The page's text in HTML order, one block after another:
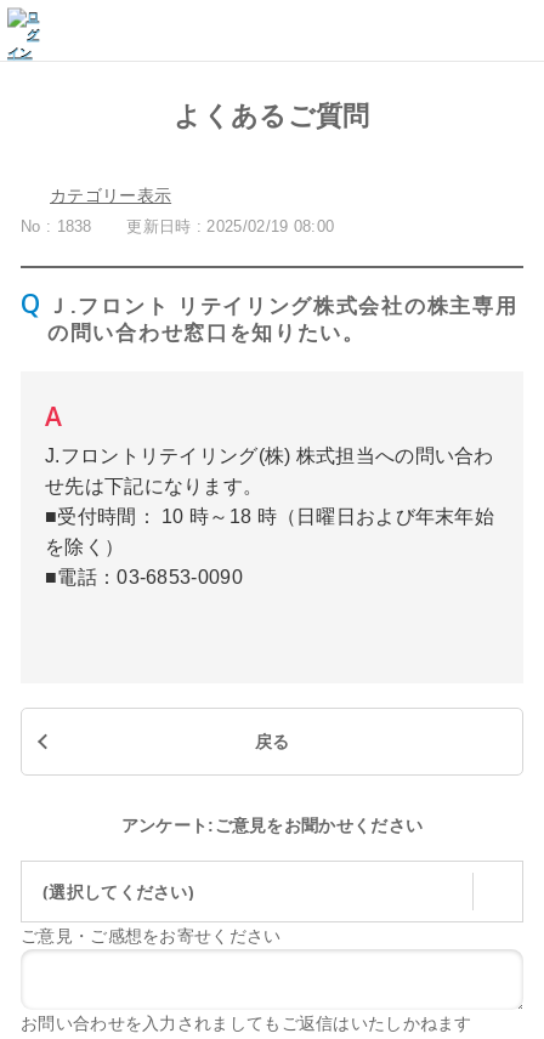
よくあるご質問
カテゴリー表示
No : 1838 更新日時 : 2025/02/19 08:00
Ｊ.フロント リテイリング株式会社の株主専用
の問い合わせ窓口を知りたい。
J.フロントリテイリング(株) 株式担当への問い合わ
せ先は下記になります。
■受付時間： 10 時～18 時（日曜日および年末年始
を除く）
■電話：03-6853-0090
戻る
アンケート:ご意見をお聞かせください
(選択してください)
ご意見・ご感想をお寄せください
お問い合わせを入力されましてもご返信はいたしかねます